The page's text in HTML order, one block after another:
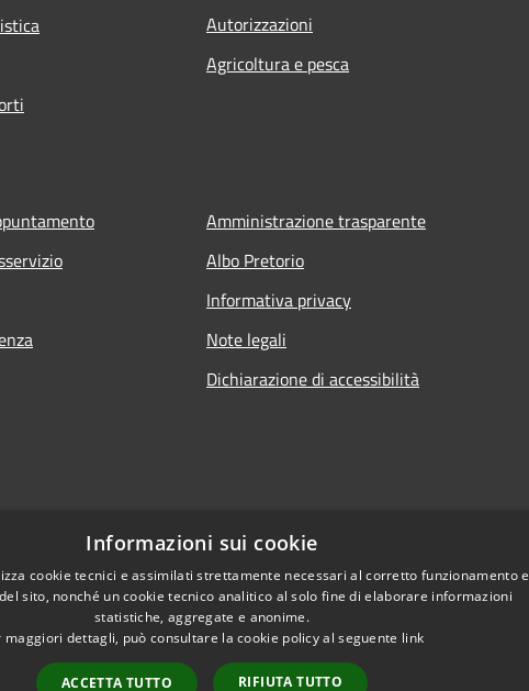
Autorizzazioni
Agricoltura e pesca
Amministrazione trasparente
Albo Pretorio
Informativa privacy
Note legali
Dichiarazione di accessibilità
Informazioni sui cookie
cookie tecnici e assimilati strettamente necessari al corretto funzionamento e
sito, nonché un cookie tecnico analitico al solo fine di elaborare informazioni
statistiche, aggregate e anonime.
maggiori dettagli, può consultare la cookie policy al seguente link
ACCETTA TUTTO RIFIUTA TUTTO